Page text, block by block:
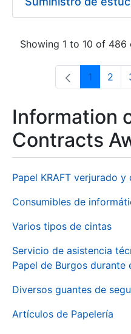
Showing 1 to 10 of 486
Page
1 2
Information
Contracts
Papel KRAFT verjurado
Consumibles de
Varios tipos de cintas
Servicio de asistencia
Papel de Burgos durante
Diversos guantes de
Artículos de Papelería